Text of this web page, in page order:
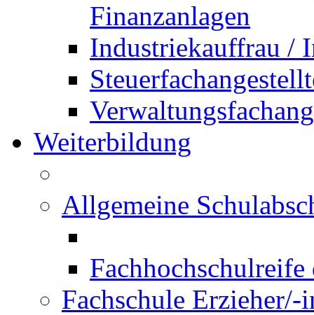
Finanzanlagen
Industriekauffrau /
Weiterbildung
Allgemeine
Fachschule Erzieher/-